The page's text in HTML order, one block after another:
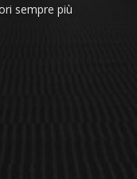
sempre più